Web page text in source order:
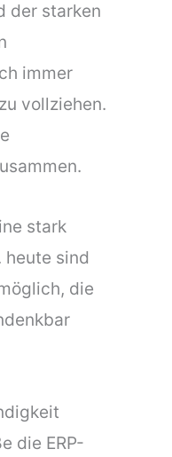
der starken
immer
vollziehen.
stark
sind
die
die ERP-